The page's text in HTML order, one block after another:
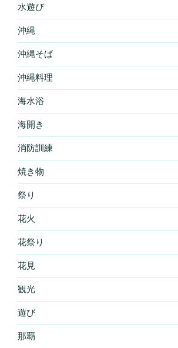
水遊び
沖縄
沖縄そば
沖縄料理
海水浴
海開き
消防訓練
焼き物
祭り
花火
花祭り
花見
観光
遊び
那覇